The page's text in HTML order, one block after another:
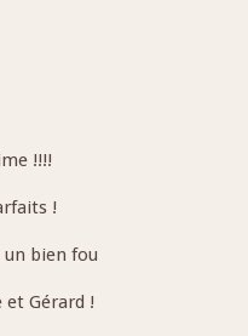
!!!!
!
un bien fou
et Gérard !